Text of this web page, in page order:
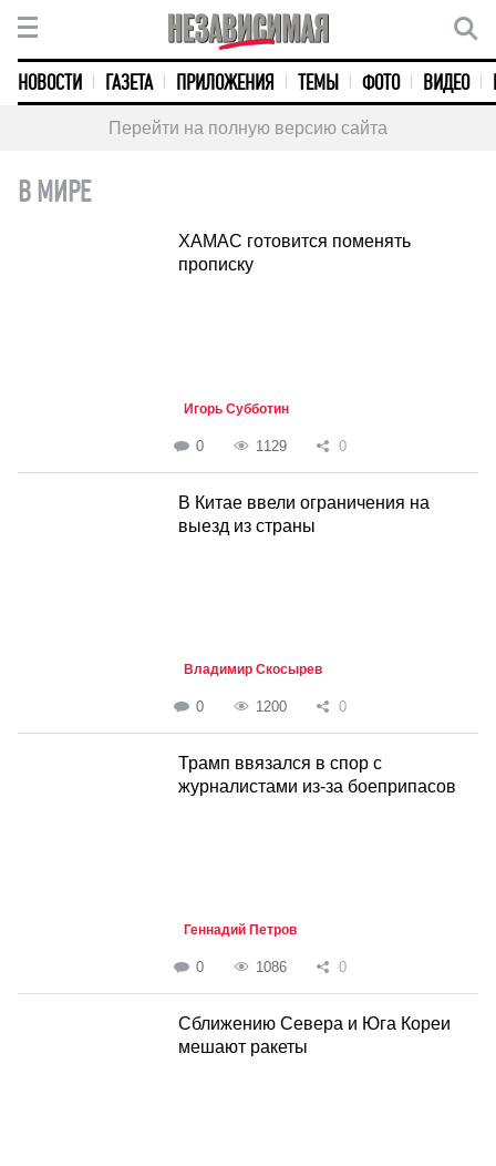
НОВОСТИ ГАЗЕТА ПРИЛОЖЕНИЯ ТЕМЫ ФОТО ВИДЕО
Перейти на полную версию сайта
В МИРЕ
ХАМАС готовится поменять
прописку
Игорь Субботин
0 1129 0
В Китае ввели ограничения на
выезд из страны
Владимир Скосырев
0 1200 0
Трамп ввязался в спор с
журналистами из-за боеприпасов
Геннадий Петров
0 1086 0
Сближению Севера и Юга Кореи
мешают ракеты